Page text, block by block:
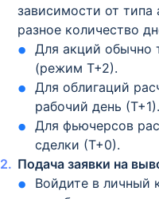
зависимости от типа
разное количество
Для акций обычно
(режим Т+2).
Для облигаций
рабочий день (Т+1).
Для фьючерсов
сделки (Т+0).
Подача заявки на
Войдите в личный